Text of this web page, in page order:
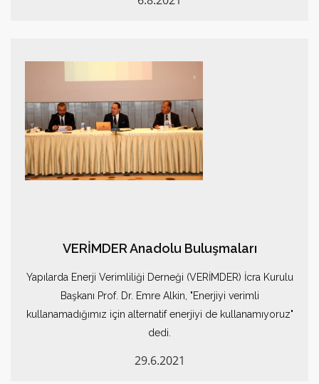
VERİMDER Anadolu Buluşmaları
Yapılarda Enerji Verimliliği Derneği (VERİMDER) İcra Kurulu
Başkanı Prof. Dr. Emre Alkin, "Enerjiyi verimli
kullanamadığımız için alternatif enerjiyi de kullanamıyoruz"
dedi.
29.6.2021